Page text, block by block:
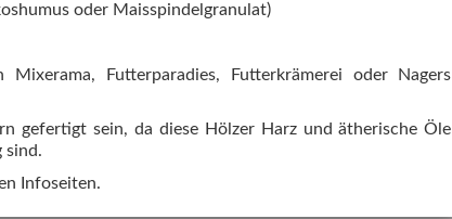
oder Maisspindelgranulat)
Futterparadies, Futterkrämerei oder Nagers
gefertigt sein, da diese Hölzer Harz und ätherische Öle
sind.
Infoseiten.